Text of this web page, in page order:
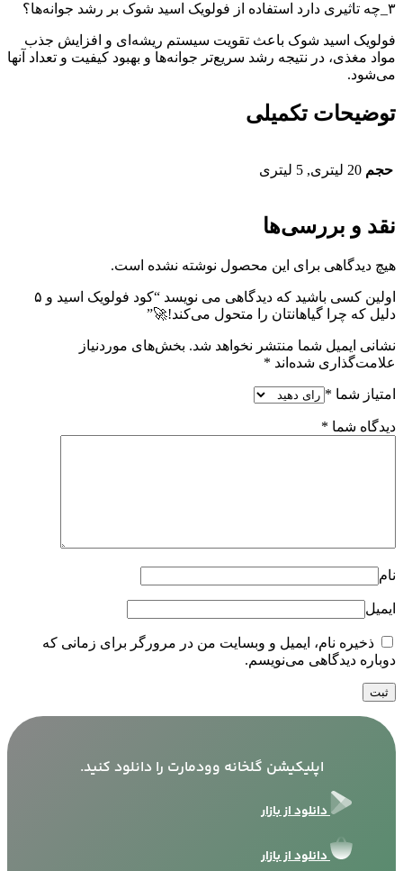
۳_چه تاثیری دارد استفاده از فولویک اسید شوک بر رشد جوانه‌ها؟
فولویک اسید شوک باعث تقویت سیستم ریشه‌ای و افزایش جذب
مواد مغذی، در نتیجه رشد سریع‌تر جوانه‌ها و بهبود کیفیت و تعداد آنها
می‌شود.
توضیحات تکمیلی
حجم 20 لیتری, 5 لیتری
نقد و بررسی‌ها
هیچ دیدگاهی برای این محصول نوشته نشده است.
اولین کسی باشید که دیدگاهی می نویسد “کود فولویک اسید و ۵
دلیل که چرا گیاهانتان را متحول می‌کند!🚀”
نشانی ایمیل شما منتشر نخواهد شد. بخش‌های موردنیاز
علامت‌گذاری شده‌اند *
امتیاز شما *
دیدگاه شما *
نام
ایمیل
ذخیره نام، ایمیل و وبسایت من در مرورگر برای زمانی که
دوباره دیدگاهی می‌نویسم.
اپلیکیشن گلخانه وودمارت را دانلود کنید.
دانلود از بازار
دانلود از بازار